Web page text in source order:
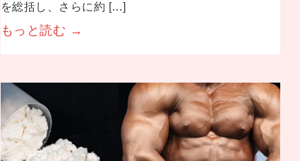
を総括し、さらに約 […]
もっと読む →